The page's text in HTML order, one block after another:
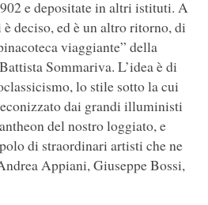
e depositate in altri istituti. A
deciso, ed è un altro ritorno, di
viaggiante” della
Sommariva. L’idea è di
lo stile sotto la cui
dai grandi illuministi
del nostro loggiato, e
di straordinari artisti che ne
Appiani, Giuseppe Bossi,